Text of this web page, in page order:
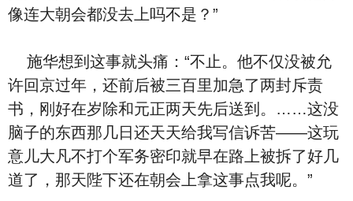
像连大朝会都没去上吗不是？”
施华想到这事就头痛：“不止。他不仅没被允
许回京过年，还前后被三百里加急了两封斥责
书，刚好在岁除和元正两天先后送到。……这没
脑子的东西那几日还天天给我写信诉苦——这玩
意儿大凡不打个军务密印就早在路上被拆了好几
道了，那天陛下还在朝会上拿这事点我呢。”